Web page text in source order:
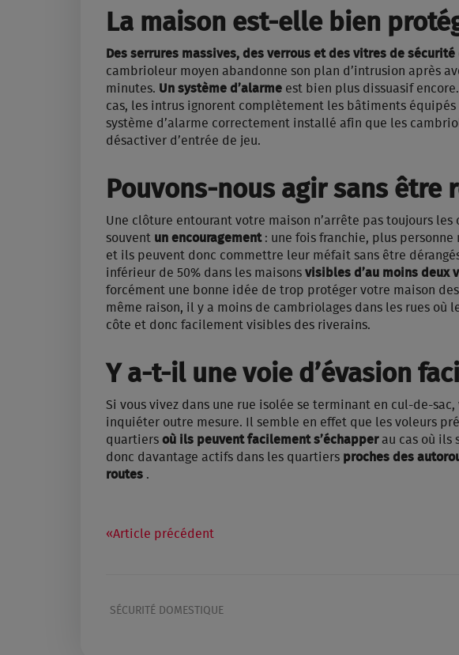
La maison est-elle bien
Des serrures massives, des verrous et des vitres de sécurité
cambrioleur moyen abandonne son plan d’intrusion après
minutes. Un système d’alarme est bien plus dissuasif
cas, les intrus ignorent complètement les bâtiments équipés
système d’alarme correctement installé afin que les
désactiver d’entrée de jeu.
Pouvons-nous agir sans être
Une clôture entourant votre maison n’arrête pas toujours
souvent un encouragement: une fois franchie, plus
et ils peuvent donc commettre leur méfait sans être
inférieur de 50% dans les maisons visibles d’au moins deux
forcément une bonne idée de trop protéger votre maison
même raison, il y a moins de cambriolages dans les rues où
côte et donc facilement visibles des riverains.
Y a-t-il une voie d’évasion
Si vous vivez dans une rue isolée se terminant en cul-de-sac,
inquiéter outre mesure. Il semble en effet que les voleurs
quartiers où ils peuvent facilement s’échapperau cas où ils
donc davantage actifs dans les quartiers proches des
routes .
Article précédent
SÉCURITÉ DOMESTIQUE